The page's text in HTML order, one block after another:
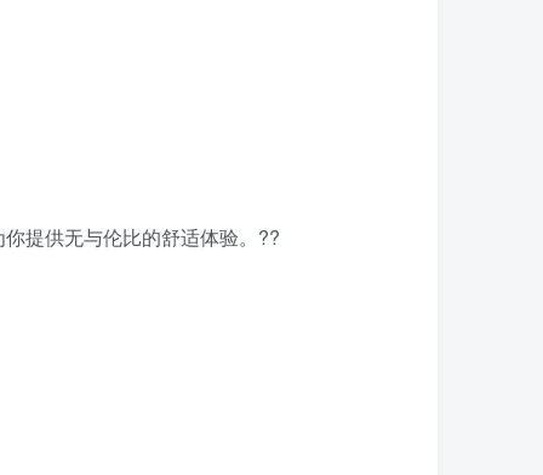
提供无与伦比的舒适体验。??